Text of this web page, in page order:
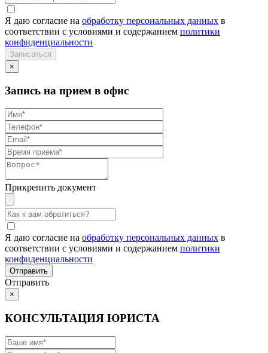
Я даю согласие на обработку персональных данных в
соответствии с условиями и содержанием политики
конфиденциальности
×
Запись на прием в офис
Прикрепить документ
Я даю согласие на обработку персональных данных в
соответствии с условиями и содержанием политики
конфиденциальности
Отправить
×
КОНСУЛЬТАЦИЯ ЮРИСТА